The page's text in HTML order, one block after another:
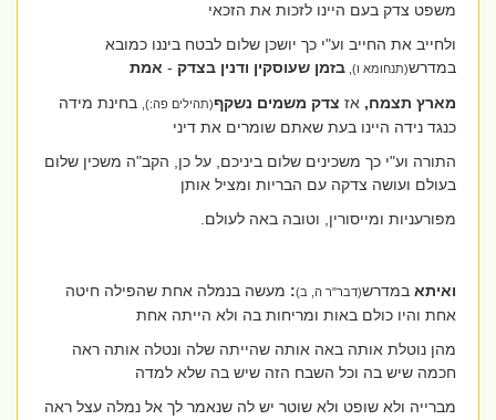
משפט צדק בעם היינו לזכות את הזכאי
ולחייב את החייב וע"י כך יושכן שלום לבטח ביננו כמובא
במדרש(תנחומא ו), בזמן שעוסקין ודנין בצדק-אמת
מארץ תצמח,אזצדק משמים נשקף(תהילים פה:),בחינת מידה
כנגד נידה היינו בעת שאתם שומרים את דיני
התורה וע"י כך משכינים שלום ביניכם, על כן, הקב"ה משכין שלום
בעולם ועושה צדקה עם הבריות ומציל אותן
מפורעניות ומייסורין, וטובה באה לעולם.
ואיתאבמדרש(דבר"ר ה, ב) :מעשה בנמלה אחת שהפילה חיטה
אחת והיו כולם באות ומריחות בה ולא הייתה אחת
מהן נוטלת אותה באה אותה שהייתה שלה ונטלה אותה ראה
חכמה שיש בה וכל השבח הזה שיש בה שלא למדה
מברייה ולא שופט ולא שוטר יש לה שנאמר לך אל נמלה עצל ראה